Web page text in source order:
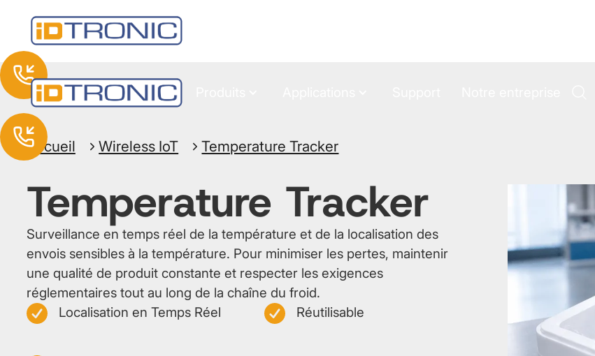
Accueil Wireless IoT Temperature Tracker
Temperature Tracker
Surveillance en temps réel de la température et de la localisation des
envois sensibles à la température. Pour minimiser les pertes, maintenir
une qualité de produit constante et respecter les exigences
réglementaires tout au long de la chaîne du froid.
Localisation en Temps Réel
Réutilisable